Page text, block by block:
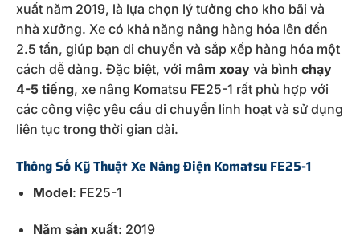
xuất năm 2019, là lựa chọn lý tưởng cho kho bãi và
nhà xưởng. Xe có khả năng nâng hàng hóa lên đến
2.5 tấn, giúp bạn di chuyển và sắp xếp hàng hóa một
cách dễ dàng. Đặc biệt, với mâm xoay và bình chạy
4-5 tiếng, xe nâng Komatsu FE25-1 rất phù hợp với
các công việc yêu cầu di chuyển linh hoạt và sử dụng
liên tục trong thời gian dài.
Thông Số Kỹ Thuật Xe Nâng Điện Komatsu FE25-1
Model: FE25-1
Năm sản xuất: 2019